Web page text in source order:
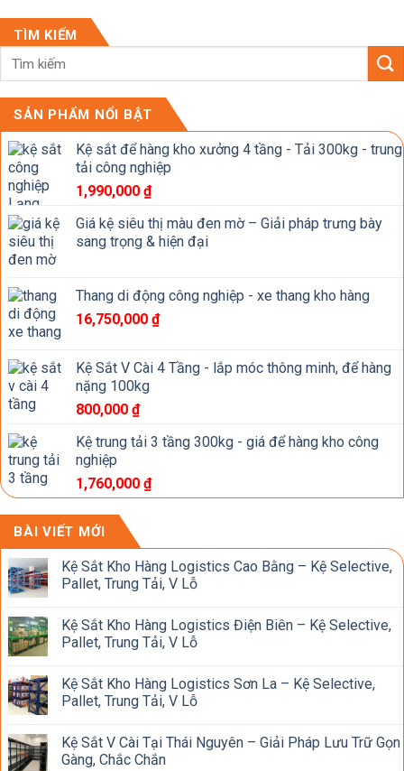
TÌM KIẾM
SẢN PHẨM NỔI BẬT
Kệ sắt để hàng kho xưởng 4 tầng - Tải 300kg - trung
tải công nghiệp
1,990,000 ₫
Giá kệ siêu thị màu đen mờ – Giải pháp trưng bày
sang trọng & hiện đại
Thang di động công nghiệp - xe thang kho hàng
16,750,000 ₫
Kệ Sắt V Cài 4 Tầng - lắp móc thông minh, để hàng
nặng 100kg
800,000 ₫
Kệ trung tải 3 tầng 300kg - giá để hàng kho công
nghiệp
1,760,000 ₫
BÀI VIẾT MỚI
Kệ Sắt Kho Hàng Logistics Cao Bằng – Kệ Selective,
Pallet, Trung Tải, V Lỗ
Kệ Sắt Kho Hàng Logistics Điện Biên – Kệ Selective,
Pallet, Trung Tải, V Lỗ
Kệ Sắt Kho Hàng Logistics Sơn La – Kệ Selective,
Pallet, Trung Tải, V Lỗ
Kệ Sắt V Cài Tại Thái Nguyên – Giải Pháp Lưu Trữ Gọn
Gàng, Chắc Chắn